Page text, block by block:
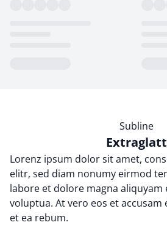
Subline
Extraglatt
Lorenz ipsum dolor sit amet,
elitr, sed diam nonumy eirmod
labore et dolore magna aliquyam
voluptua. At vero eos et
et ea rebum.